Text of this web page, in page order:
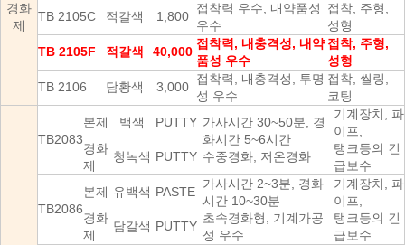
경화
제
TB 2105C 적갈색 1,800
접착력 우수, 내약품성
우수
접착, 주형,
성형
TB 2105F
적갈색 40,000
접착력, 내충격성, 내약
품성 우수
접착, 주형,
성형
TB 2106
담황색 3,000
접착력, 내충격성, 투명
성 우수
접착, 씰링,
코팅
TB2083
본제 백색 PUTTY 가사시간 30~50분, 경
화시간 5~6시간
수중경화, 저온경화
기계장치, 파
이프,
탱크등의 긴
급보수
경화
제
청녹색 PUTTY
TB2086
본제 유백색 PASTE
가사시간 2~3분, 경화
시간 10~30분
초속경화형, 기계가공
성 우수
기계장치, 파
이프,
탱크등의 긴
급보수
경화
제
담갈색 PUTTY